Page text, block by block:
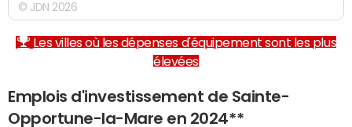
© JDN 2026
Les villes où les dépenses d'équipement sont les plus
élevées
Emplois d'investissement de Sainte-
Opportune-la-Mare en 2024**